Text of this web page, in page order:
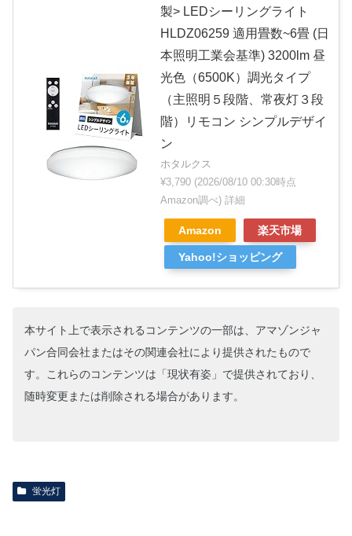
製> LEDシーリングライト
HLDZ06259 適用畳数~6畳 (日
本照明工業会基準) 3200lm 昼
光色（6500K）調光タイプ
（主照明５段階、常夜灯３段
階）リモコン シンプルデザイ
ン
ホタルクス
¥3,790 (2026/08/10 00:30時点
Amazon調べ) 詳細
Amazon 楽天市場
Yahoo!ショッピング
本サイト上で表示されるコンテンツの一部は、アマゾンジャ
パン合同会社またはその関連会社により提供されたもので
す。これらのコンテンツは「現状有姿」で提供されており、
随時変更または削除される場合があります。
蛍光灯